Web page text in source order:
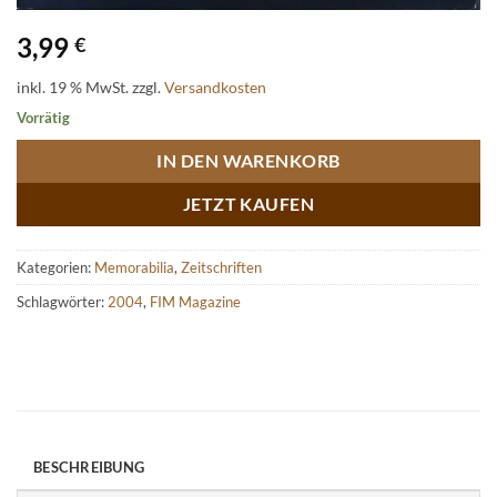
3,99 €
inkl. 19 % MwSt.zzgl.Versandkosten
Vorrätig
IN DEN WARENKORB
JETZT KAUFEN
Kategorien: Memorabilia, Zeitschriften
Schlagwörter: 2004, FIM Magazine
BESCHREIBUNG